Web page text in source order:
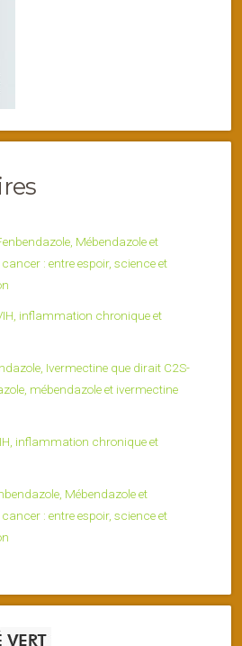
Mébendazole et
: entre espoir, science et
inflammation chronique et
Ivermectine que dirait C2S-
mébendazole et ivermectine
inflammation chronique et
Mébendazole et
: entre espoir, science et